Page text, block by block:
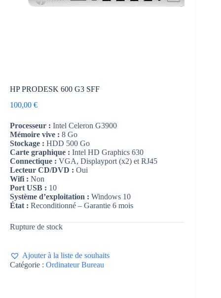
HP PRODESK 600 G3 SFF
100,00 €
Processeur : Intel Celeron G3900
Mémoire vive : 8 Go
Stockage : HDD 500 Go
Carte graphique : Intel HD Graphics 630
Connectique : VGA, Displayport (x2) et RJ45
Lecteur CD/DVD : Oui
Wifi : Non
Port USB : 10
Système d’exploitation : Windows 10
État : Reconditionné – Garantie 6 mois
Rupture de stock
Ajouter à la liste de souhaits
Catégorie : Ordinateur Bureau